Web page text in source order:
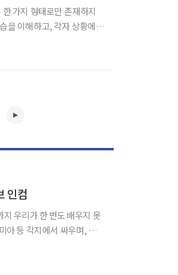
가지 형태로만 존재하지
을 이해하고, 각자 상황에
인컴